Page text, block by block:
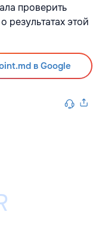
проверить
результатах этой
в Google